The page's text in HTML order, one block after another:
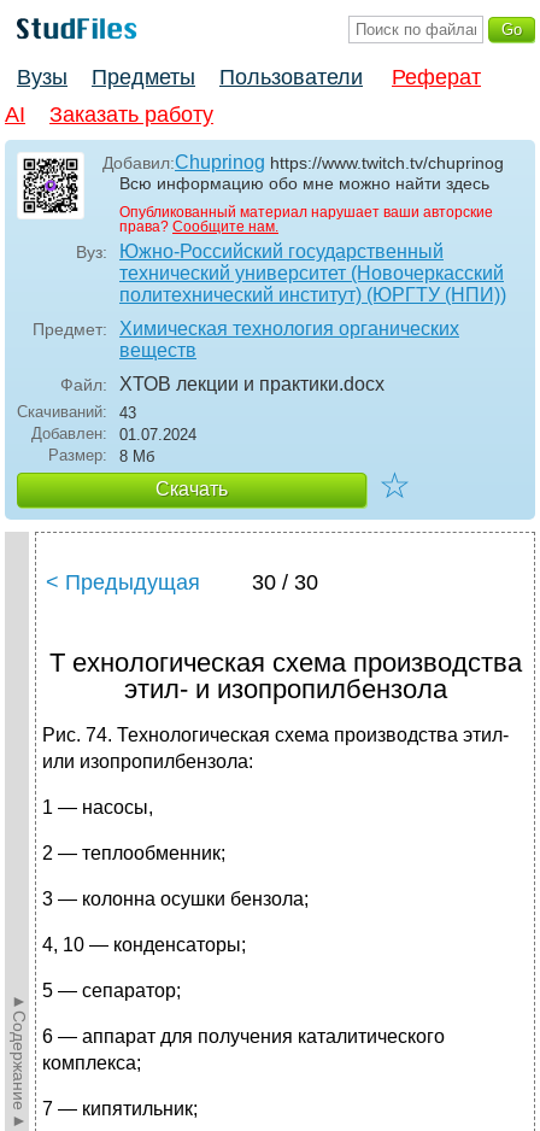
Вузы Предметы Пользователи
Реферат
AI
Заказать работу
Добавил:Chuprinog https://www.twitch.tv/chuprinog
Всю информацию обо мне можно найти здесь
Опубликованный материал нарушает ваши авторские
права? Сообщите нам.
Вуз:
Южно-Российский государственный
технический университет (Новочеркасский
политехнический институт) (ЮРГТУ (НПИ))
Предмет:
Химическая технология органических
веществ
Файл: ХТОВ лекции и практики.docx
Скачиваний:
43
Добавлен:
01.07.2024
Размер:
8 Мб
Скачать ☆
►Содержание►
< Предыдущая 30 / 30
Т ехнологическая схема производства
этил- и изопропилбензола
Рис. 74. Технологическая схема производства этил-
или изопропилбензола:
1 — насосы,
2 — теплообменник;
3 — колонна осушки бензола;
4, 10 — конденсаторы;
5 — сепаратор;
6 — аппарат для получения каталитического
комплекса;
7 — кипятильник;